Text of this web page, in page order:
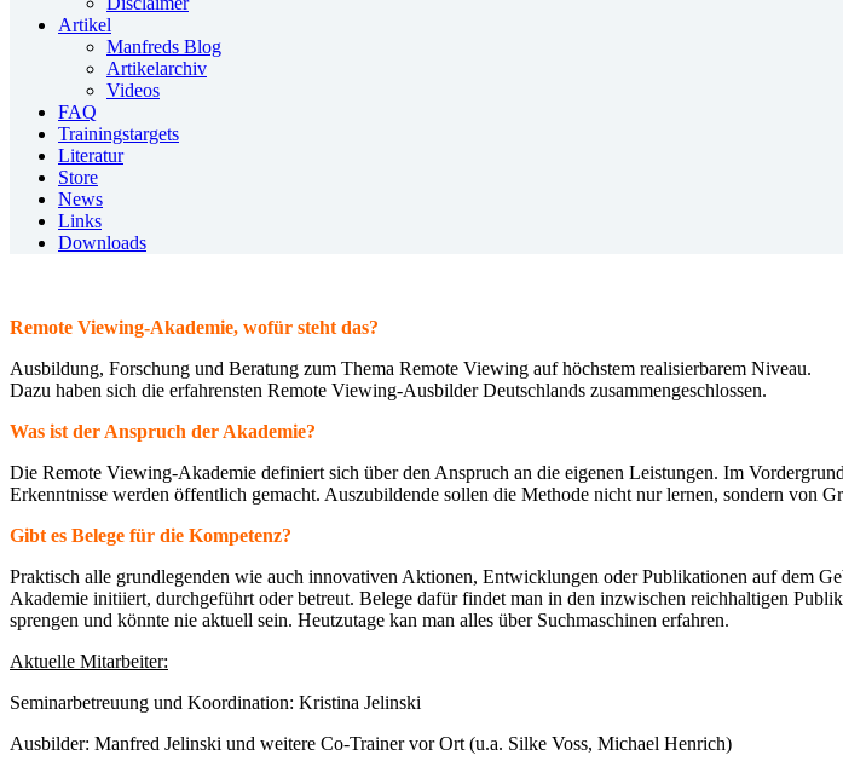
Artikel
Manfreds Blog
Artikelarchiv
Videos
FAQ
Trainingstargets
Literatur
Store
News
Links
Downloads
Remote Viewing-Akademie, wofür steht das?
Ausbildung, Forschung und Beratung zum Thema Remote Viewing auf höchstem realisierbarem Niveau.
Dazu haben sich die erfahrensten Remote Viewing-Ausbilder Deutschlands zusammengeschlossen.
Was ist der Anspruch der Akademie?
Die Remote Viewing-Akademie definiert sich überden Anspruch an die eigenen Leistungen. Im
Erkenntnisse werden öffentlich gemacht. Auszubildende sollen die Methode nicht nur lernen, sondern von
Gibt es Belege für die Kompetenz?
Praktisch alle grundlegenden wie auch innovativen Aktionen, Entwicklungen oder Publikationen auf dem
Akademie initiiert, durchgeführt oder betreut. Belege dafür findet man in den inzwischen reichhaltigen
sprengen und könnte nie aktuell sein. Heutzutage kan man alles über Suchmaschinen erfahren.
Aktuelle Mitarbeiter:
Seminarbetreuung und Koordination: Kristina Jelinski
Ausbilder: Manfred Jelinski und weitere Co-Trainer vor Ort (u.a. Silke Voss, Michael Henrich)